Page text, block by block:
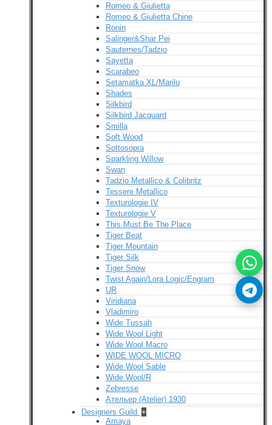
Romeo & Giulietta
Romeo & Giulietta Chine
Ronin
Salinger&Shar Pei
Sauternes/Tadzio
Sayetta
Scarabeo
Setamatka XL/Marilu
Shades
Silkbird
Silkbird Jacquard
Smilla
Soft Wood
Sottosopra
Sparkling Willow
Swan
Tadzio Metallico & Colibritz
Tessere Metallico
Texturologie IV
Texturologie V
This Must Be The Place
Tiger Beat
Tiger Mountain
Tiger Silk
Tiger Snow
Twist Again/Lora Logic/Engram
UR
Viridiana
Vladimiro
Wide Tussah
Wide Wool Light
Wide Wool Macro
WIDE WOOL MICRO
Wide Wool Sable
Wide Wool/R
Zebresse
Ательер (Atelier) 1930
Designers Guild +
Amaya